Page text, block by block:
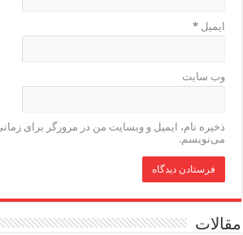
ایمیل*
وب‌ سایت
ذخیره نام، ایمیل و وبسایت من در مرورگر برای
می‌نویسم.
مقالات